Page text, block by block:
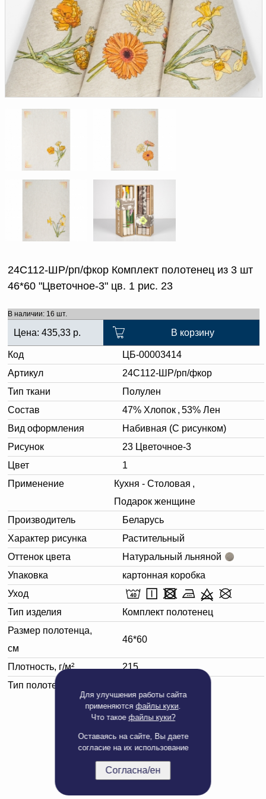
Для улучшения работы сайта
применяютсяфайлы куки.
Что такое файлы куки?
Оставаясь на сайте, Вы даете
согласие на их использование
Согласна/ен
Доверенность на
получение груза
Документы по работе с
персональными данными
Письмо руководителю
Вопросы и ответы
Новости | Статьи
24С112-ШР/рп/фкор Комплект полотенец из 3 шт
46*60 "Цветочное-3" цв. 1 рис. 23
В наличии: 16 шт.
Цена: 435,33 р. В корзину
Код
ЦБ-00003414
Артикул
24С112-ШР/рп/фкор
Тип ткани
Полулен
Состав
47% Хлопок , 53% Лен
Вид оформления
Набивная (С рисунком)
Рисунок
23 Цветочное-3
Цвет
1
Применение
Кухня - Столовая ,
Подарок женщине
Производитель
Беларусь
Характер рисунка
Растительный
Оттенок цвета
Натуральный льняной
Упаковка
картонная коробка
Уход
Тип изделия
Комплект полотенец
Размер полотенца,
см
46*60
Плотность, г/м²
215
Тип полотенца
Полная версия сайта
Добавить